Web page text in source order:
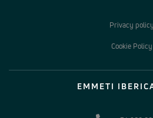
Privacy policy
Cookie Policy
EMMETI